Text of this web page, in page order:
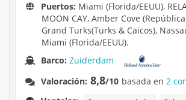
Puertos: Miami (Florida/EEUU),
MOON CAY, Amber Cove
Grand Turks(Turks & Caicos),
Miami (Florida/EEUU).
Barco:Zuiderdam
Valoración: 8,8/10 basada en2